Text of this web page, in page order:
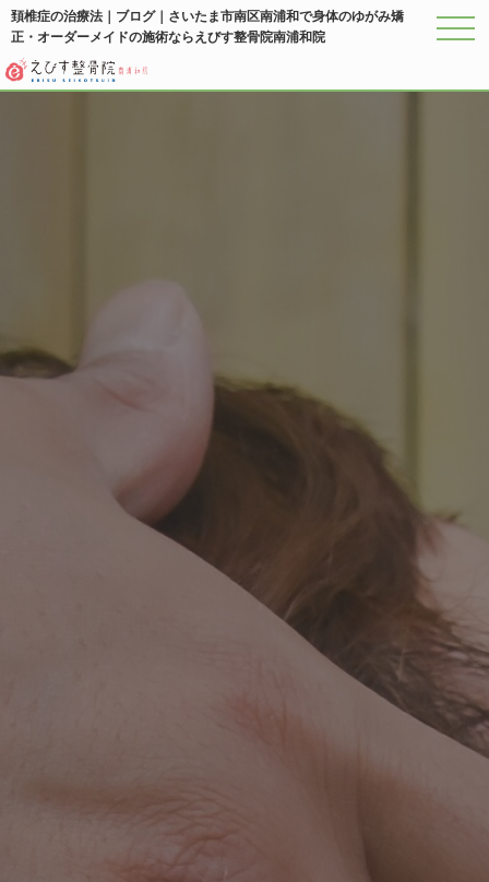
頚椎症の治療法｜ブログ｜さいたま市南区南浦和で身体のゆがみ矯
正・オーダーメイドの施術ならえびす整骨院南浦和院
メニ